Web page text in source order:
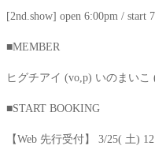
[2nd.show] open 6:00pm / start
■MEMBER
ヒグチアイ (vo,p) いのまいこ
■START BOOKING
【Web 先行受付】 3/25( 土)